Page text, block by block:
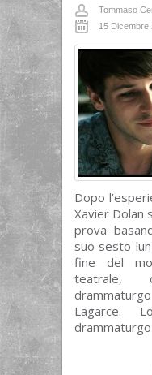
Tommaso
15 Dicembre
Dopo
Xavier Dolan
prova
suo sesto
fine del
teatrale,
Lagarce.
drammaturgo